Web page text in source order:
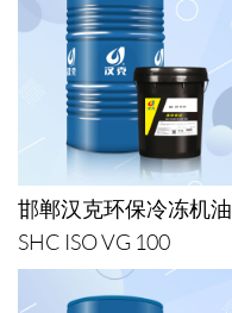
邯郸汉克环保冷冻机油
SHC ISO VG 100